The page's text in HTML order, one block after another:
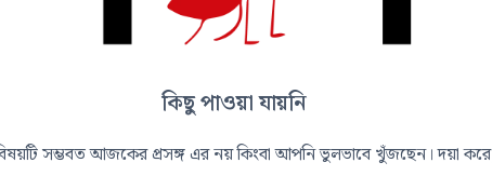
কিছু পাওয়া যায়নি
সম্ভবত আজকের প্রসঙ্গ এর নয় কিংবা আপনি ভুলভাবে খুঁজছেন। দয়া করে,